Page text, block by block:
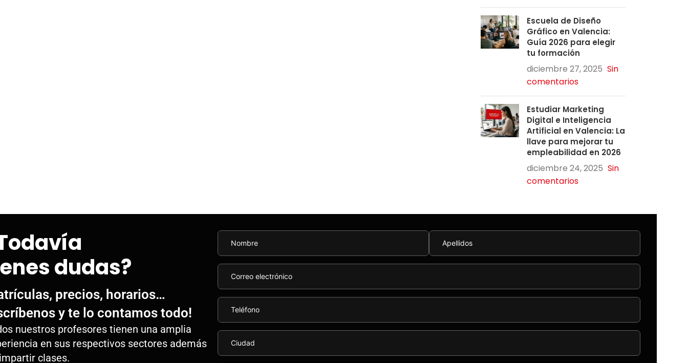
Escuela de Diseño
Gráfico en Valencia:
Guía 2026 para elegir
tu formación
diciembre 27, 2025 Sin
comentarios
Estudiar Marketing
Digital e Inteligencia
Artificial en Valencia: La
llave para mejorar tu
empleabilidad en 2026
diciembre 24, 2025 Sin
comentarios
dudas?
precios, horarios…
y te lo contamos todo!
nuestros profesores tienen una amplia
en sus respectivos sectores además
clases.